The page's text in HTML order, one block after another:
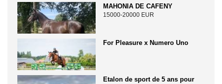
MAHONIA DE CAFENY
15000-20000 EUR
For Pleasure x Numero Uno
Etalon de sport de 5 ans pour